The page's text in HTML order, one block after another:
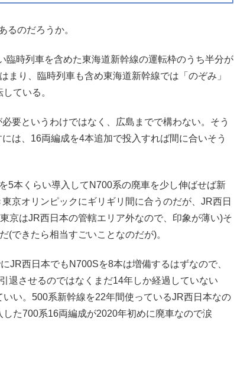
るのだろうか。
時列車を含めた東海道新幹線の運転枠のうち半分が
り、臨時列車も含め東海道新幹線では「のぞみ」
ている。
要というわけではなく、広島までで構わない。そう
は、16両編成を4本追加で投入すれば間に合いそう
5本くらい導入してN700系の廃車を少し伸ばせば新
京オリンピックにギリギリ間に合うのだが、JR西日
京はJR西日本の管轄エリア外なので、印象が薄い)そ
(できたら相当すごいことなのだが)。
JR西日本でもN700Sを8本は増備するはずなので、
退させるのではなくまだ14年しか経過していない
い。500系新幹線を22年間使っているJR西日本なの
た700系16両編成が2020年初めに廃車なので涙